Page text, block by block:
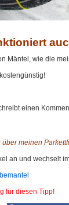
Mäntel, wie die
einen
meinen
an und wechselt
für diesen Tipp!